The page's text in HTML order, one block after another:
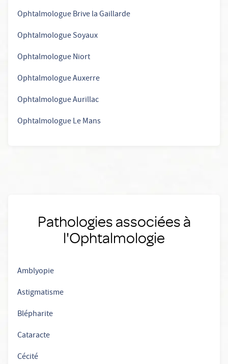
Ophtalmologue Brive la Gaillarde
Ophtalmologue Soyaux
Ophtalmologue Niort
Ophtalmologue Auxerre
Ophtalmologue Aurillac
Ophtalmologue Le Mans
Pathologies associées à
l'Ophtalmologie
Amblyopie
Astigmatisme
Blépharite
Cataracte
Cécité